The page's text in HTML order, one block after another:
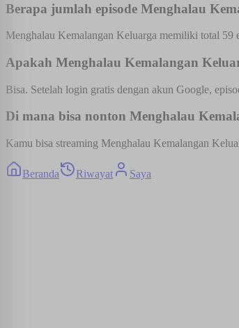
Berapa jumlah episode Menghalau
Menghalau Kemalangan Keluarga memiliki total 59
Apakah Menghalau Kemalangan
Bisa. Setelah login gratis dengan akun Google,
Di mana bisa nonton Menghalau
Kamu bisa streaming Menghalau Kemalangan
Beranda Riwayat Saya